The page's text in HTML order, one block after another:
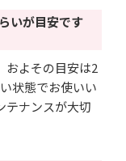
いが目安です
およその目安は2
状態でお使いい
テナンスが大切